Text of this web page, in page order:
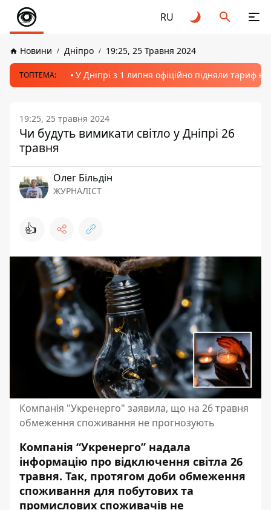
RU
Новини Дніпро 19:25, 25 Травня 2024
ТОПТЕМА: У Дніпрі з 1 липня офіційно підняли тариф
19:25, 25 травня 2024
Чи будуть вимикати світло у Дніпрі 26
травня
Олег Більдін
ЖУРНАЛІСТ
👍
Компанія "Укренерго" заявила, що на 26 травня
обмеження споживання не прогнозують
Компанія “Укренерго” надала
інформацію про відключення світла 26
травня. Так, протягом доби обмеження
споживання для побутових та
промислових споживачів не